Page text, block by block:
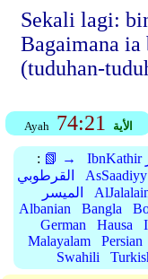
Sekali lagi:
Bagaimana ia
(tuduhan-
Ayah 74:21 الأية
: 📗 →
القرطوبي
الميسر
Albanian
Bangla
German
Hausa
Malayalam
Persian
Swahili